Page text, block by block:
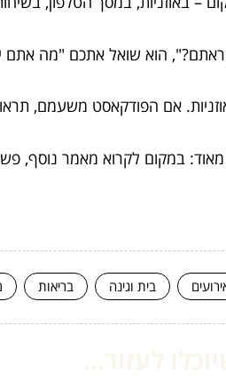
הוא שואל אתכם "מה אתם
אם הפודקאסט משעמם,
במקום לקרוא מאמר נוסף,
בית וגינה בריאות